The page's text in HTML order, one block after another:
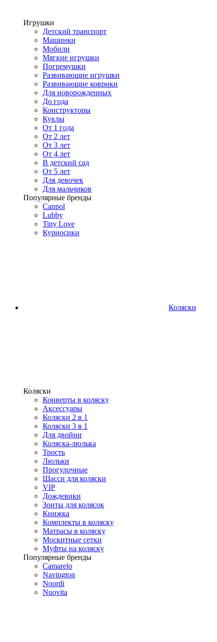
Игрушки
Детский транспорт
Машинки
Мобили
Мягкие игрушки
Погремушки
Развивающие игрушки
Развивающие коврики
Для новорожденных
До года
Конструкторы
Куклы
От 1 года
От 2 лет
От 3 лет
От 4 лет
В детский сад
От 5 лет
Для девочек
Для мальчиков
Популярные бренды
Canpol
Lubby
Tiny Love
Курносики
Коляски
Коляски
Конверты в коляску
Аксессуары
Коляски 2 в 1
Коляски 3 в 1
Для двойни
Коляска-люлька
Трость
Люльки
Прогулочные
Шасси для коляски
VIP
Дождевики
Зонты для колясок
Книжка
Комплекты в коляску
Матрасы в коляску
Москитные сетки
Муфты на коляску
Популярные бренды
Camarelo
Navington
Noordi
Nuovita